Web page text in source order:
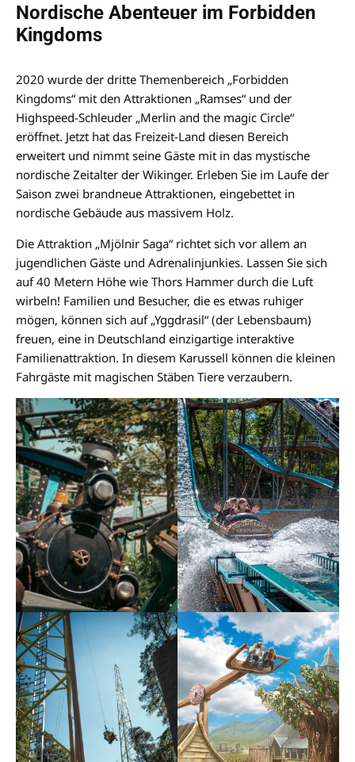
Nordische Abenteuer im Forbidden
Kingdoms
2020 wurde der dritte Themenbereich „Forbidden
Kingdoms“ mit den Attraktionen „Ramses“ und der
Highspeed-Schleuder „Merlin and the magic Circle“
eröffnet. Jetzt hat das Freizeit-Land diesen Bereich
erweitert und nimmt seine Gäste mit in das mystische
nordische Zeitalter der Wikinger. Erleben Sie im Laufe der
Saison zwei brandneue Attraktionen, eingebettet in
nordische Gebäude aus massivem Holz.
Die Attraktion „Mjölnir Saga“ richtet sich vor allem an
jugendlichen Gäste und Adrenalinjunkies. Lassen Sie sich
auf 40 Metern Höhe wie Thors Hammer durch die Luft
wirbeln! Familien und Besucher, die es etwas ruhiger
mögen, können sich auf „Yggdrasil“ (der Lebensbaum)
freuen, eine in Deutschland einzigartige interaktive
Familienattraktion. In diesem Karussell können die kleinen
Fahrgäste mit magischen Stäben Tiere verzaubern.